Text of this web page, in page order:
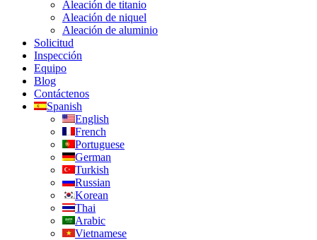
Aleación de titanio
Aleación de niquel
Aleación de aluminio
Solicitud
Inspección
Equipo
Blog
Contáctenos
Spanish
English
French
Portuguese
German
Turkish
Russian
Korean
Thai
Arabic
Vietnamese